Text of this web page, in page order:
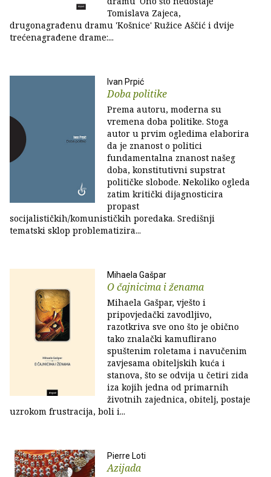
Tomislava Zajeca,
drugonagrađenu dramu 'Košnice' Ružice Aščić i dvije
trećenagrađene drame:...
Ivan Prpić
Doba politike
Prema autoru, moderna su
vremena doba politike. Stoga
autor u prvim ogledima elaborira
da je znanost o politici
fundamentalna znanost našeg
doba, konstitutivni supstrat
političke slobode. Nekoliko ogleda
zatim kritički dijagnosticira
propast
socijalističkih/komunističkih poredaka. Središnji
tematski sklop problematizira...
Mihaela Gašpar
O čajnicima i ženama
Mihaela Gašpar, vješto i
pripovjedački zavodljivo,
razotkriva sve ono što je obično
tako znalački kamuflirano
spuštenim roletama i navučenim
zavjesama obiteljskih kuća i
stanova, što se odvija u četiri zida
iza kojih jedna od primarnih
životnih zajednica, obitelj, postaje
uzrokom frustracija, boli i...
Pierre Loti
Azijada